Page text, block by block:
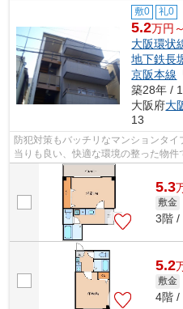
敷0 礼0
5.2万円
大阪環状
地下鉄長
京阪本線
築28年 /
大阪府大
13
防犯対策もバッチリなマンションタ
当りも良い、快適な環境の整った物
歩5分という駅近な物件はいかがですか
5.3
敷金
3階 /
5.2
敷金
4階 /